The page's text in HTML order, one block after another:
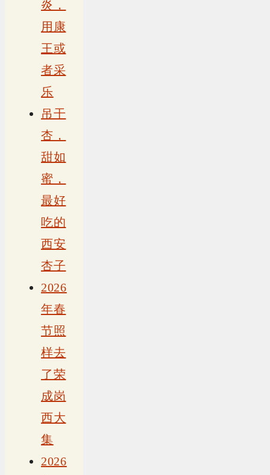
炎，
用康
王或
者采
乐
吊干
杏，
甜如
蜜，
最好
吃的
西安
杏子
2026
年春
节照
样去
了荣
成岗
西大
集
2026